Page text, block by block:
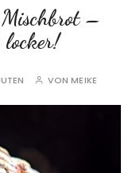
–
locker!
VONMEIKE